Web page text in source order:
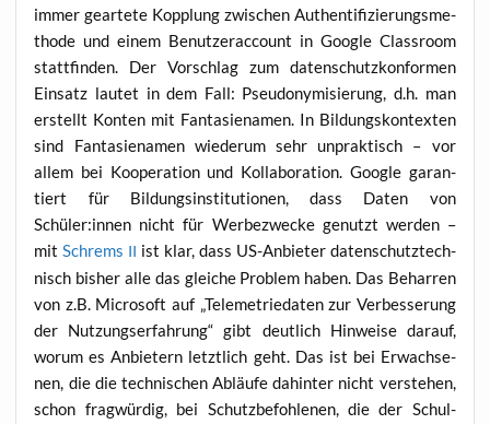
immer gear­te­te Kopp­lung zwi­schen Authen­ti­fi­zie­rungs­me­
tho­de und einem Benut­zer­ac­count in Goog­le Class­room
statt­fin­den. Der Vor­schlag zum daten­schutz­kon­for­men
Ein­satz lau­tet in dem Fall: Pseud­ony­mi­sie­rung, d.h. man
erstellt Kon­ten mit Fan­ta­sie­na­men. In Bil­dungs­kon­tex­ten
sind Fan­ta­sie­na­men wie­der­um sehr unprak­tisch – vor
allem bei Koope­ra­ti­on und Kol­la­bo­ra­ti­on. Goog­le garan­
tiert für Bil­dungs­in­sti­tu­tio­nen, dass Daten von
Schüler:innen nicht für Wer­be­zwe­cke genutzt wer­den –
mitSchrems II ist klar, dass US-Anbie­ter daten­schutz­tech­
nisch bis­her alle das glei­che Pro­blem haben. Das Behar­ren
von z.B. Micro­soft auf „Tele­me­trie­da­ten zur Ver­bes­se­rung
der Nut­zungs­er­fah­rung“ gibt deut­lich Hin­wei­se dar­auf,
wor­um es Anbie­tern letzt­lich geht. Das ist bei Erwach­se­
nen, die die tech­ni­schen Abläu­fe dahin­ter nicht ver­ste­hen,
schon frag­wür­dig, bei Schutz­be­foh­le­nen, die der Schul­